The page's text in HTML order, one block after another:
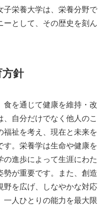
子栄養大学は、栄養分野で
として、その歴史を刻ん
方針
食を通じて健康を維持・改
自分だけでなく他人のこ
福祉を考え、現在と未来を
す。栄養学は生命や健康を
進歩によって生涯にわた
勢が重要です。また、創造
野を広げ、しなやかな対応
一人ひとりの能力を最大限